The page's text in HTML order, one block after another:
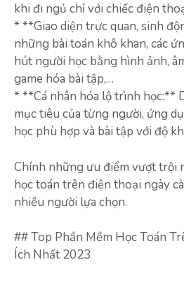
khi đi ngủ chỉ với chiếc điện
* **Giao diện trực quan, sinh
những bài toán khô khan, các
hút người học bằng hình ảnh,
game hóa bài tập,…
* **Cá nhân hóa lộ trình học:**
mục tiêu của từng người, ứng
học phù hợp và bài tập với độ
Chính những ưu điểm vượt trội
học toán trên điện thoại ngày
nhiều người lựa chọn.
## Top Phần Mềm Học Toán
Ích Nhất 2023